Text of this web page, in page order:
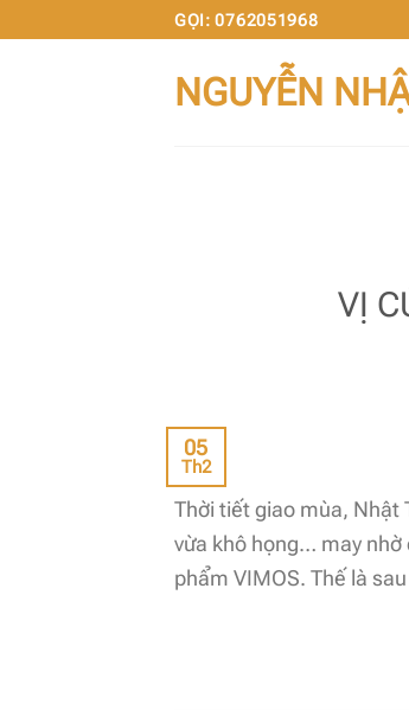
GỌI: 0762051968
NGUYỄN
VỊ
05
Th2
Thời tiết giao mùa, Nhật
vừa khô họng… may
phẩm VIMOS. Thế là